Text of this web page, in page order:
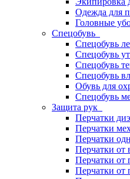
Одежда для
Головные
Спецобувь
Спецобувь
Спецобувь
Спецобувь
Спецобувь
Обувь для
Спецобувь
Защита рук
Перчатки
Перчатки
Перчатки
Перчатки от
Перчатки от
Перчатки от